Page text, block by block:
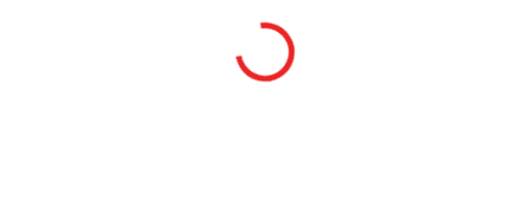
Surefire SF123A Lithium